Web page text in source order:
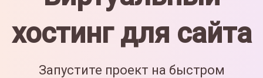
хостинг для сайта
Запустите проект на быстром